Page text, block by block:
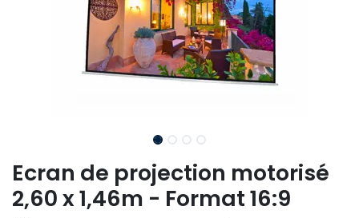
Ecran de projection motorisé
2,60 x 1,46m - Format 16:9